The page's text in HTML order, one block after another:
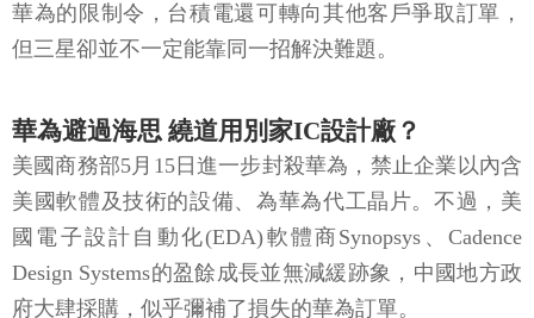
華為的限制令，台積電還可轉向其他客戶爭取訂單，
但三星卻並不一定能靠同一招解決難題。
華為避過海思 繞道用別家IC設計廠？
美國商務部5月15日進一步封殺華為，禁止企業以內含
美國軟體及技術的設備、為華為代工晶片。不過，美
國電子設計自動化(EDA)軟體商Synopsys、Cadence
Design Systems的盈餘成長並無減緩跡象，中國地方政
府大肆採購，似乎彌補了損失的華為訂單。